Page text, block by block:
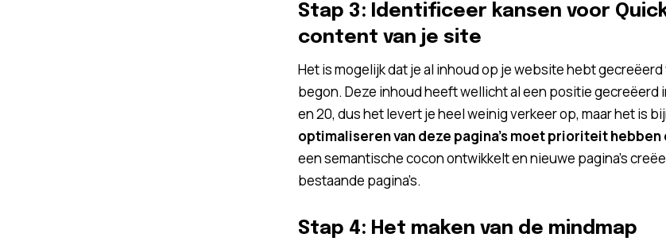
Stap 3: Identificeer kansen voor
content van je site
Het is mogelijk dat je al inhoud op je website hebt
begon. Deze inhoud heeft wellicht al een positie gecreëerd
en 20, dus het levert je heel weinig verkeer op, maar het is
optimaliseren van deze pagina’s moet prioriteit hebben
een semantische cocon ontwikkelt en nieuwe pagina’s
bestaande pagina’s.
Stap 4: Het maken van de mindmap